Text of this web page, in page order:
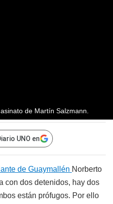
de Martín Salzmann.
UNO en
de Guaymallén Norberto
con dos detenidos, hay dos
están prófugos. Por ello